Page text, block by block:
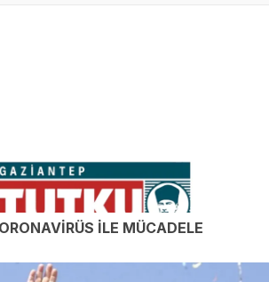
İLE MÜCADELE